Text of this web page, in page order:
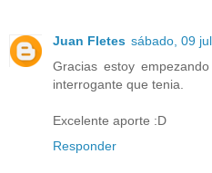
Juan Fletes sábado, 09
Gracias estoy
interrogante que tenia.
Excelente aporte :D
Responder